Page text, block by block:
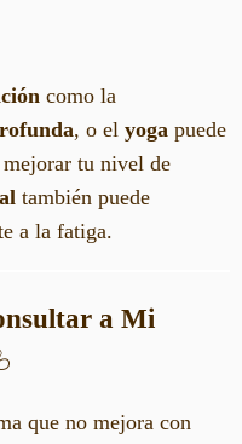
como la
, o el yoga puede
tu nivel de
también puede
a la fatiga.
a Mi
que no mejora con